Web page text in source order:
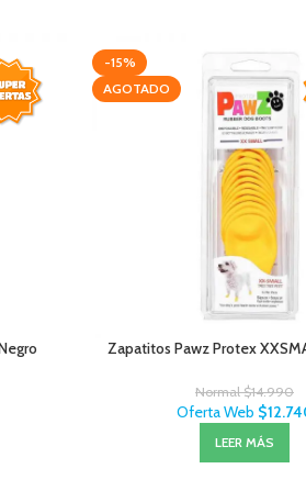
-15%
AGOTADO
Zapatitos Pawz Protex
Normal$14.990
Oferta Web $
LEER MÁS